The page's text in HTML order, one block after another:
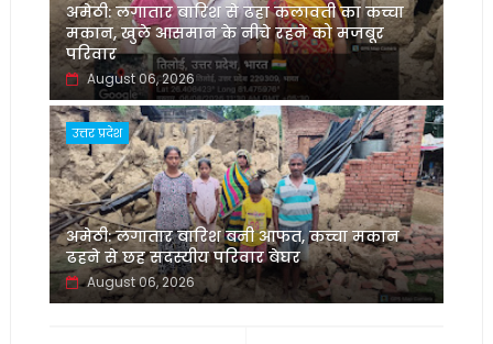
अमेठी: लगातार बारिश से ढहा कलावती का कच्चा
मकान, खुले आसमान के नीचे रहने को मजबूर
परिवार
August 06, 2026
उत्तर प्रदेश
अमेठी: लगातार बारिश बनी आफत, कच्चा मकान
ढहने से छह सदस्यीय परिवार बेघर
August 06, 2026